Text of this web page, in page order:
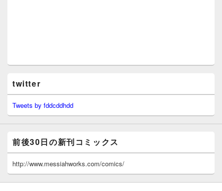
twitter
Tweets by fddcddhdd
前後30日の新刊コミックス
http://www.messiahworks.com/comics/